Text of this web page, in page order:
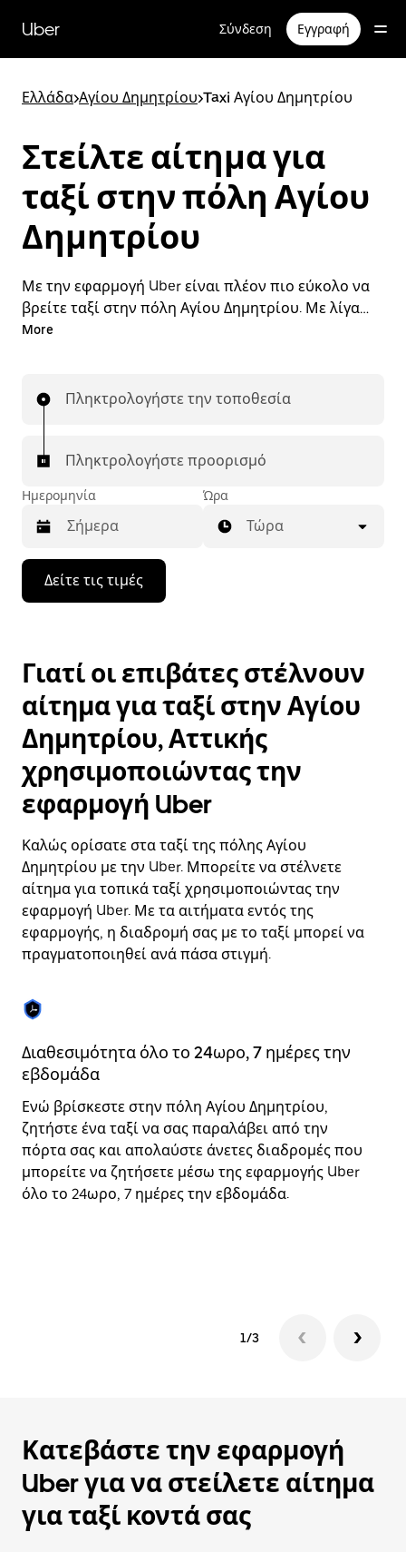
κύριο
περιεχόμενο
Uber Σύνδεση Εγγραφή
Ελλάδα>Αγίου Δημητρίου>Taxi Αγίου Δημητρίου
Στείλτε αίτημα για
ταξί στην πόλη Αγίου
Δημητρίου
Με την εφαρμογή Uber είναι πλέον πιο εύκολο να
βρείτε ταξί στην πόλη Αγίου Δημητρίου. Με λίγα
μόνο βήματα μπορείτε να στείλετε αίτημα για ταξί
αιτημάτων όλο το 24ωρο, 7 ημέρες την εβδομάδα,
σας στην πόλη Αγίου Δημητρίου.
More
Πληκτρολογήστε την τοποθεσία
Πληκτρολογήστε προορισμό
Ημερομηνία
Πατήστε
πλήκτρο
βέλος
για
να
μετακινηθείτε
στο
ημερολόγιο
και
να
επιλέξετε
μια
Πατήστε
το
πλήκτρο
escape
για
να
κλείσετε
το
Ώρα
Τώρα
Δείτε τις τιμές
Γιατί οι επιβάτες στέλνουν
αίτημα για ταξί στην Αγίου
Δημητρίου, Αττικής
χρησιμοποιώντας την
εφαρμογή Uber
Καλώς ορίσατε στα ταξί της πόλης Αγίου
Δημητρίου με την Uber. Μπορείτε να στέλνετε
αίτημα για τοπικά ταξί χρησιμοποιώντας την
εφαρμογή Uber. Με τα αιτήματα εντός της
εφαρμογής, η διαδρομή σας με το ταξί μπορεί να
πραγματοποιηθεί ανά πάσα στιγμή.
Διαθεσιμότητα όλο το 24ωρο, 7 ημέρες την
εβδομάδα
Ενώ βρίσκεστε στην πόλη Αγίου Δημητρίου,
ζητήστε ένα ταξί να σας παραλάβει από την
πόρτα σας και απολαύστε άνετες διαδρομές που
μπορείτε να ζητήσετε μέσω της εφαρμογής Uber
όλο το 24ωρο, 7 ημέρες την εβδομάδα.
1/3
Κατεβάστε την εφαρμογή
Uber για να στείλετε αίτημα
για ταξί κοντά σας